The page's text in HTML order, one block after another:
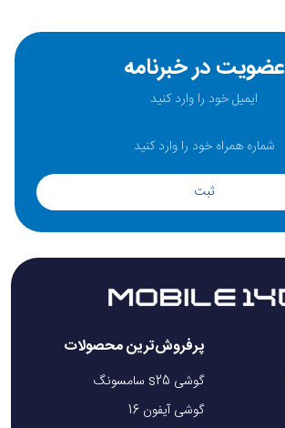
عضویت در خبرنامه
ثبت
پرفروش‌ترین محصولات
گوشی s25 سامسونگ
گوشی آیفون 16